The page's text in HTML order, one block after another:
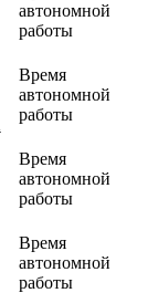
автономной
работы
Время
автономной
работы
Время
автономной
работы
Время
автономной
работы